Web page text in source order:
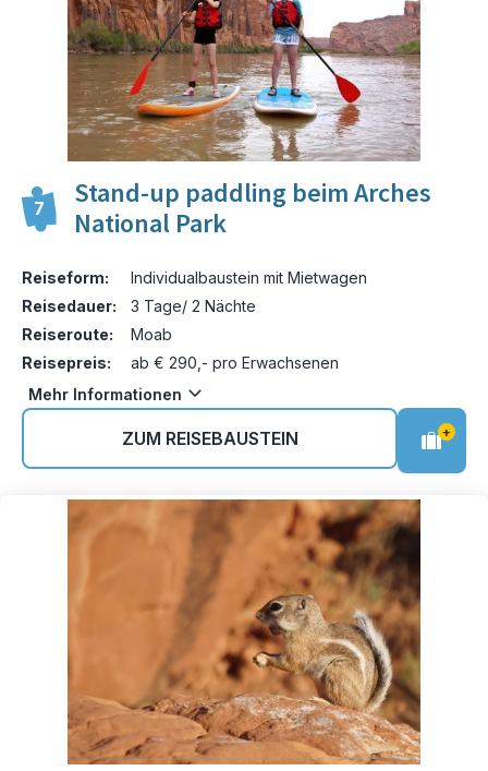
7
Stand-up paddling beim Arches
National Park
Reiseform:
Individualbaustein mit Mietwagen
Reisedauer:
3 Tage/ 2 Nächte
Reiseroute:
Moab
Reisepreis:
ab € 290,- pro Erwachsenen
Mehr Informationen
ZUM REISEBAUSTEIN +